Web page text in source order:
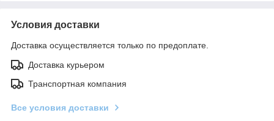
Условия доставки
Доставка осуществляется только по предоплате.
Доставка курьером
Транспортная компания
Все условия доставки